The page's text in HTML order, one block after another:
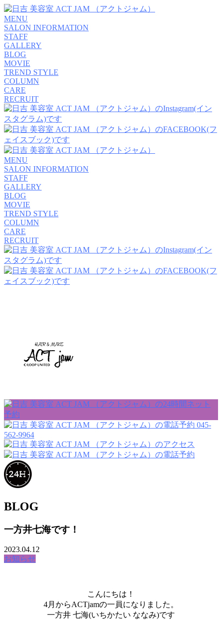
MENU
SALON INFORMATION
STAFF
GALLERY
BLOG
MOVIE
TREND STYLE
COLUMN
CARE
RECRUIT
MENU
SALON INFORMATION
STAFF
GALLERY
BLOG
MOVIE
TREND STYLE
COLUMN
CARE
RECRUIT
045-
562-9964
BLOG
一方井七海です！
2023.04.12
お知らせ
こんにちは！
4月からACTjamの一員になりました。
一方井 七海(いちかたい ななみ)です